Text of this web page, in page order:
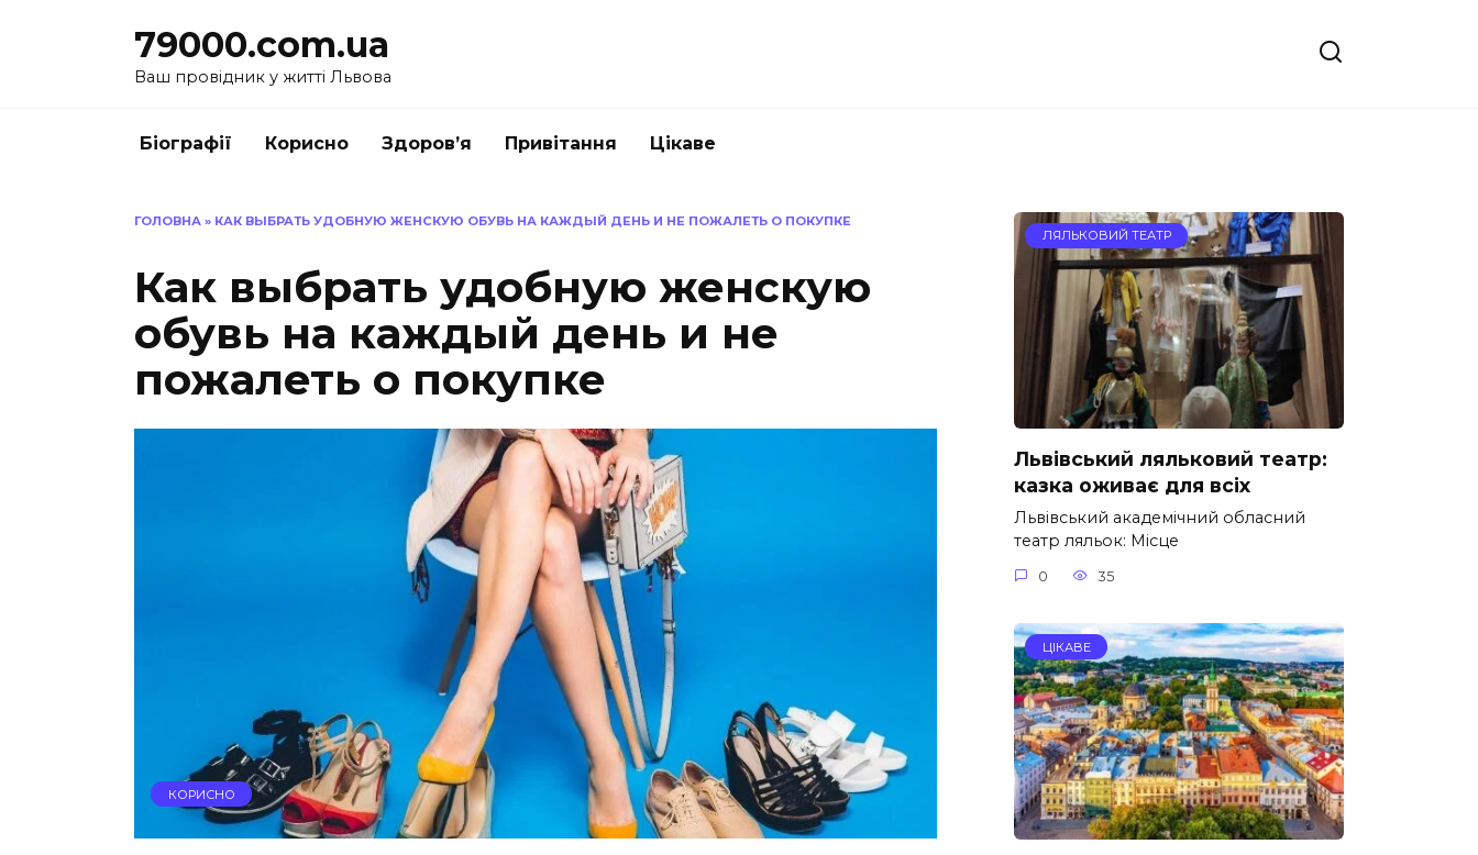
79000.com.ua
Ваш провідник у житті Львова
Біографії Корисно Здоров’я Привітання Цікаве
ГОЛОВНА » КАК ВЫБРАТЬ УДОБНУЮ ЖЕНСКУЮ ОБУВЬ НА КАЖДЫЙ ДЕНЬ И НЕ ПОЖАЛЕТЬ О ПОКУПКЕ
Как выбрать удобную женскую
обувь на каждый день и не
пожалеть о покупке
КОРИСНО
ЛЯЛЬКОВИЙ ТЕАТР
Львівський ляльковий театр:
казка оживає для всіх
Львівський академічний обласний
театр ляльок: Місце
0 35
ЦІКАВЕ